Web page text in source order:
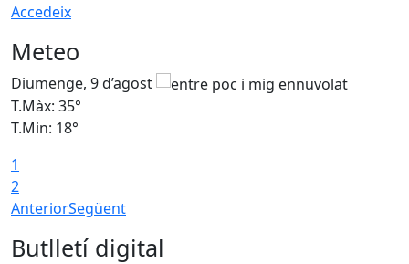
Accedeix
Meteo
Diumenge, 9 d’agost
T.Màx: 35°
T.Min: 18°
1
2
AnteriorSegüent
Butlletí digital